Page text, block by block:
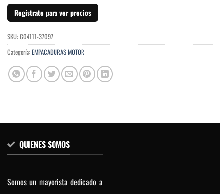
Regístrate para ver precios
SKU: G04111-37097
Categoría: EMPACADURAS MOTOR
QUIENES SOMOS
Somos un mayorista dedicado a